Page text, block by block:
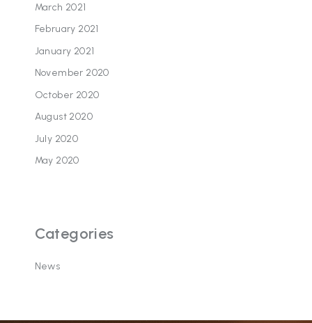
March 2021
February 2021
January 2021
November 2020
October 2020
August 2020
July 2020
May 2020
Categories
News